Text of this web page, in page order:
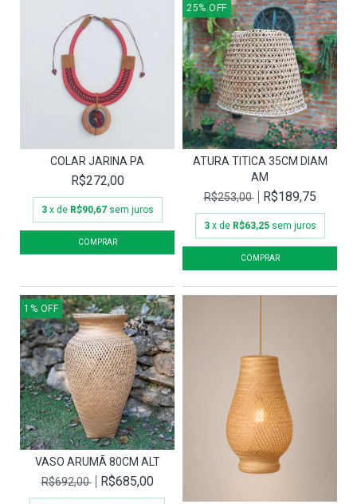
COLAR JARINA PA
R$272,00
3 x de R$90,67 sem juros
25% OFF
ATURA TITICA 35CM DIAM
AM
R$253,00
R$189,75
3 x de R$63,25 sem juros
1 % OFF
VASO ARUMÃ 80CM ALT
R$692,00
R$685,00